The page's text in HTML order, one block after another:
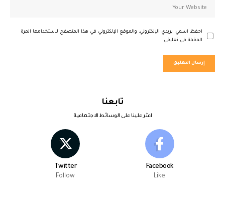
احفظ اسمي، بريدي الإلكتروني، والموقع الإلكتروني في هذا المتصفح لاستخدامها المرة
المقبلة في تعليقي.
تابعنا
اعثر علينا على الوسائط الاجتماعية
Facebook
Like
Twitter
Follow